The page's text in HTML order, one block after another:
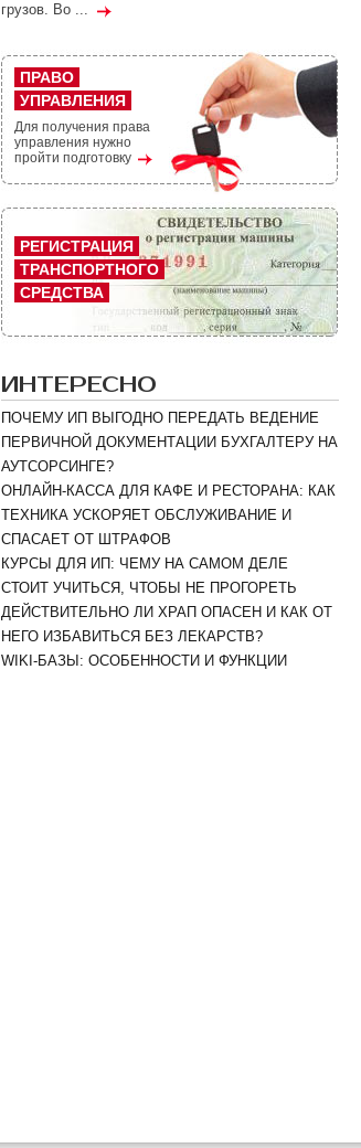
грузов. Во ...
ПРАВО
УПРАВЛЕНИЯ
Для получения права
управления нужно
пройти подготовку
РЕГИСТРАЦИЯ
ТРАНСПОРТНОГО
СРЕДСТВА
ИНТЕРЕСНО
ПОЧЕМУ ИП ВЫГОДНО ПЕРЕДАТЬ ВЕДЕНИЕ
ПЕРВИЧНОЙ ДОКУМЕНТАЦИИ БУХГАЛТЕРУ НА
АУТСОРСИНГЕ?
ОНЛАЙН-КАССА ДЛЯ КАФЕ И РЕСТОРАНА: КАК
ТЕХНИКА УСКОРЯЕТ ОБСЛУЖИВАНИЕ И
СПАСАЕТ ОТ ШТРАФОВ
КУРСЫ ДЛЯ ИП: ЧЕМУ НА САМОМ ДЕЛЕ
СТОИТ УЧИТЬСЯ, ЧТОБЫ НЕ ПРОГОРЕТЬ
ДЕЙСТВИТЕЛЬНО ЛИ ХРАП ОПАСЕН И КАК ОТ
НЕГО ИЗБАВИТЬСЯ БЕЗ ЛЕКАРСТВ?
WIKI-БАЗЫ: ОСОБЕННОСТИ И ФУНКЦИИ